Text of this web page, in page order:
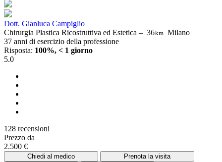
Dott. Gianluca Campiglio
Chirurgia Plastica Ricostruttiva ed Estetica – 36km Milano
37 anni di esercizio della professione
Risposta: 100%, < 1 giorno
5.0
128 recensioni
Prezzo da
2.500 €
Chiedi al medico
Prenota la visita